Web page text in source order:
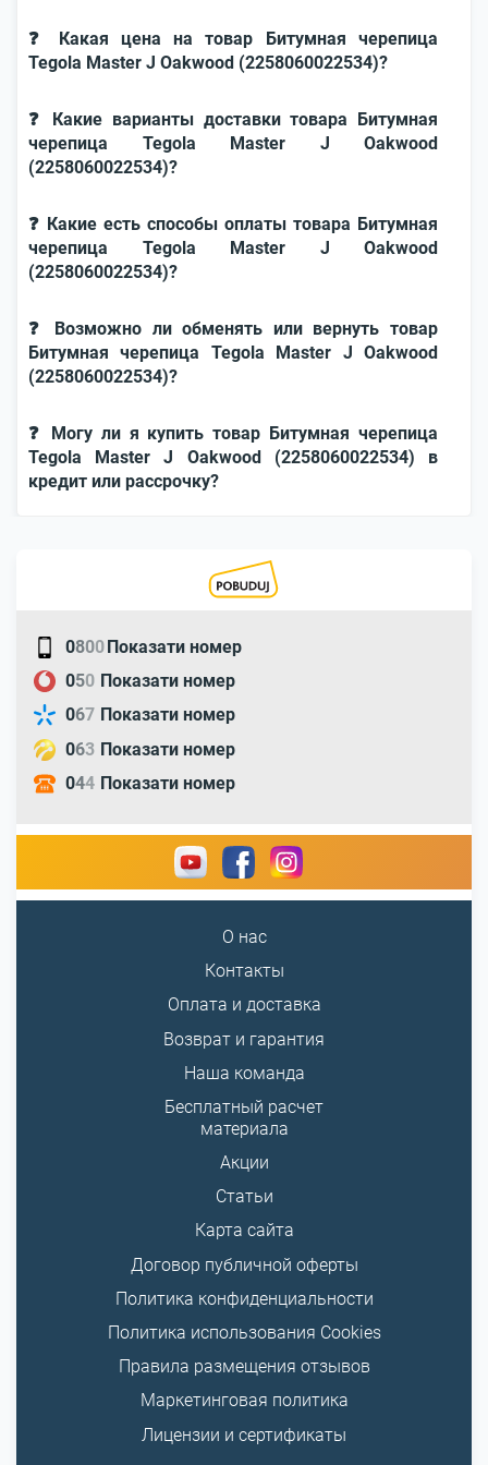
❓ Какая цена на товар Битумная черепица
Tegola Master J Oakwood (2258060022534)?
❓ Какие варианты доставки товара Битумная
черепица Tegola Master J Oakwood
(2258060022534)?
❓ Какие есть способы оплаты товара Битумная
черепица Tegola Master J Oakwood
(2258060022534)?
❓ Возможно ли обменять или вернуть товар
Битумная черепица Tegola Master J Oakwood
(2258060022534)?
❓ Могу ли я купить товар Битумная черепица
Tegola Master J Oakwood (2258060022534) в
кредит или рассрочку?
0800Показати номер
050 Показати номер
067 Показати номер
063 Показати номер
044 Показати номер
О нас
Контакты
Оплата и доставка
Возврат и гарантия
Наша команда
Бесплатный расчет
материала
Акции
Статьи
Карта сайта
Договор публичной оферты
Политика конфиденциальности
Политика использования Cookies
Правила размещения отзывов
Маркетинговая политика
Лицензии и сертификаты